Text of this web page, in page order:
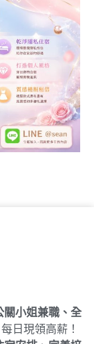
關小姐兼職、全
日現領高薪！